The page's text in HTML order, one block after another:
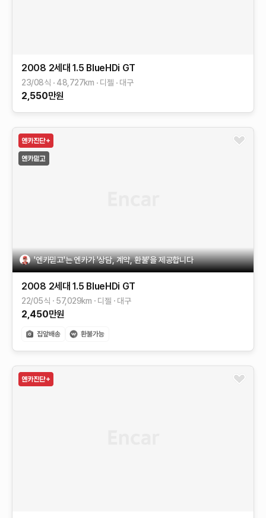
2008 2세대 1.5 BlueHDi GT
23/08식 48,727km 디젤 대구
2,550만원
'엔카믿고'는 엔카가 '상담, 계약, 환불'을 제공합니다
2008 2세대 1.5 BlueHDi GT
22/05식 57,029km 디젤 대구
2,450만원